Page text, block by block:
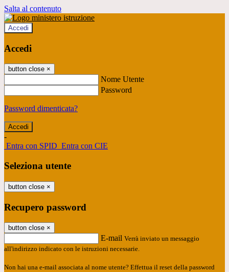
Salta al contenuto
Accedi
Accedi
button close ×
Nome Utente
Password
Password dimenticata?
-
Entra con SPID Entra con CIE
Seleziona utente
button close ×
Recupero password
button close ×
E-mail Verrà inviato un messaggio
all'indirizzo indicato con le istruzioni necessarie.
Non hai una e-mail associata al nome utente? Effettua il reset della password